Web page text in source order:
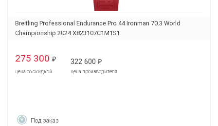
Breitling Professional Endurance Pro 44 Ironman 70.3 World
Championship 2024 X823107C1M1S1
275 300 ₽
цена со скидкой
322 600 ₽
цена производителя
Под заказ